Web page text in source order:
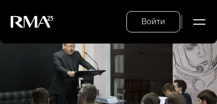
Войти